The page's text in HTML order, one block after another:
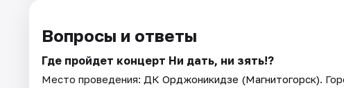
Вопросы и ответы
Где пройдет концерт Ни дать, ни зять!?
Место проведения: ДК Орджоникидзе (Магнитогорск).